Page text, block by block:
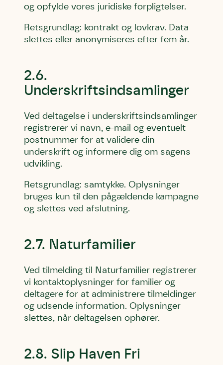
og opfylde vores juridiske forpligtelser.
Retsgrundlag: kontrakt og lovkrav. Data
slettes eller anonymiseres efter fem år.
2.6.
Underskriftsindsamlinger
Ved deltagelse i underskriftsindsamlinger
registrerer vi navn, e-mail og eventuelt
postnummer for at validere din
underskrift og informere dig om sagens
udvikling.
Retsgrundlag: samtykke. Oplysninger
bruges kun til den pågældende kampagne
og slettes ved afslutning.
2.7. Naturfamilier
Ved tilmelding til Naturfamilier registrerer
vi kontaktoplysninger for familier og
deltagere for at administrere tilmeldinger
og udsende information. Oplysninger
slettes, når deltagelsen ophører.
2.8. Slip Haven Fri
Fornavn
Efternavn
Email
Fornavn
Efternavn
Email
Fornavn
Efternavn
Email